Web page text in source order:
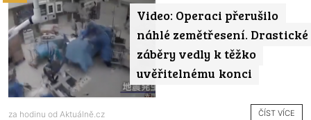
Video: Operaci přerušilo
náhlé zemětřesení. Drastické
záběry vedly k těžko
uvěřitelnému konci
za hodinu od Aktuálně.cz ČÍST VÍCE